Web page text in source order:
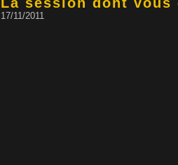
17/11/2011